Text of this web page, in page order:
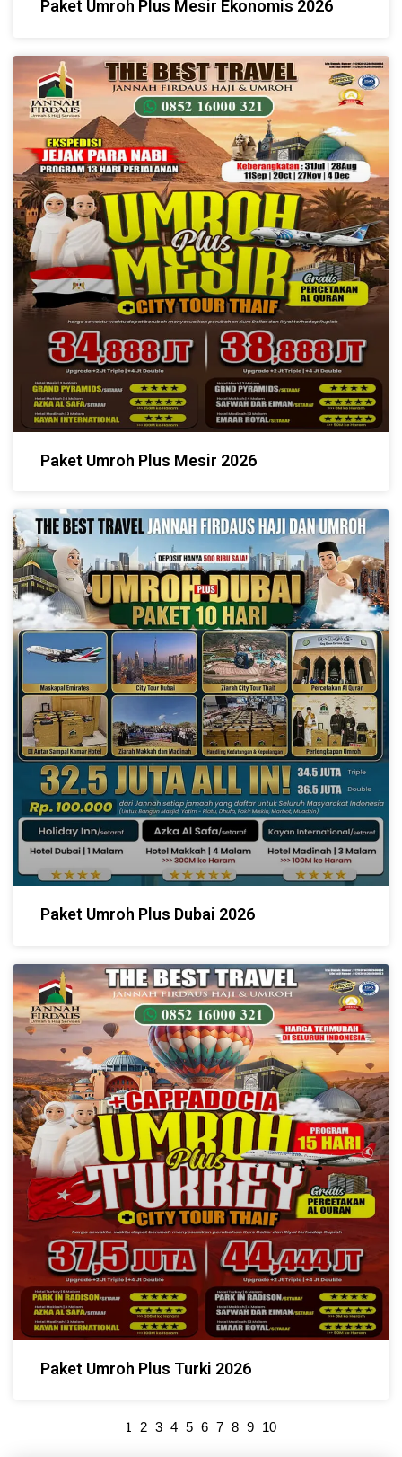
Paket Umroh Plus Mesir Ekonomis 2026
Paket Umroh Plus Mesir 2026
Paket Umroh Plus Dubai 2026
Paket Umroh Plus Turki 2026
1 2 3 4 5 6 7 8 9 10